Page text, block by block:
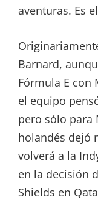
aventuras. Es
Barnard,
Fórmula E con
el equipo
pero sólo para
holandés dejó
volverá a la
en la decisión
Shields en